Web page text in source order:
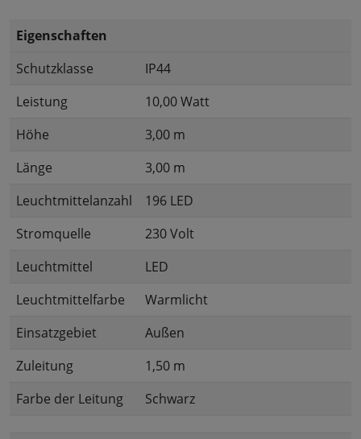
Eigenschaften
Schutzklasse
IP44
Leistung
10,00 Watt
Höhe
3,00 m
Länge
3,00 m
Leuchtmittelanzahl
196 LED
Stromquelle
230 Volt
Leuchtmittel
LED
Leuchtmittelfarbe
Warmlicht
Einsatzgebiet
Außen
Zuleitung
1,50 m
Farbe der Leitung
Schwarz